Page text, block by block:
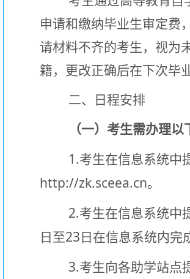
申请和缴纳毕业生审定费
请材料不齐的考生，视为
籍，更改正确后在下次毕
二、日程安排
（一）考生需办理以
1.考生在信息系统中
http://zk.sceea.cn。
2.考生在信息系统中
日至23 日 在信息系统内完
3.考生向各助学站点